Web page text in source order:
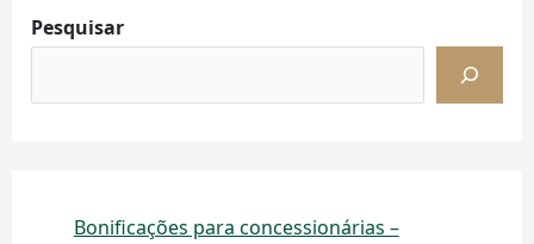
Pesquisar
Bonificações para concessionárias –